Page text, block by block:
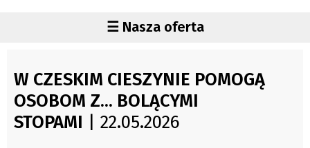
Czechy
Polska
Świat
☰ Nasza oferta
Świat
Kongres Polaków
PZKO
W CZESKIM CIESZYNIE POMOGĄ
OSOBOM Z... BOLĄCYMI
STOPAMI | 22.05.2026